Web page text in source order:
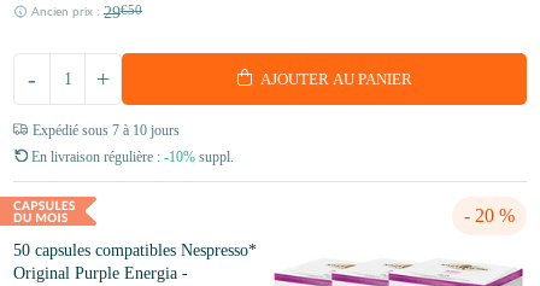
Ancien prix : 29€50
+
- AJOUTER AU PANIER
Expédié sous 7 à 10 jours
En livraison régulière : -10% suppl.
- 20 %
50 capsules compatibles Nespresso*
Original Purple Energia -